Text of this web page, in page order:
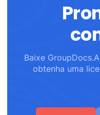
Baixe
obtenha uma